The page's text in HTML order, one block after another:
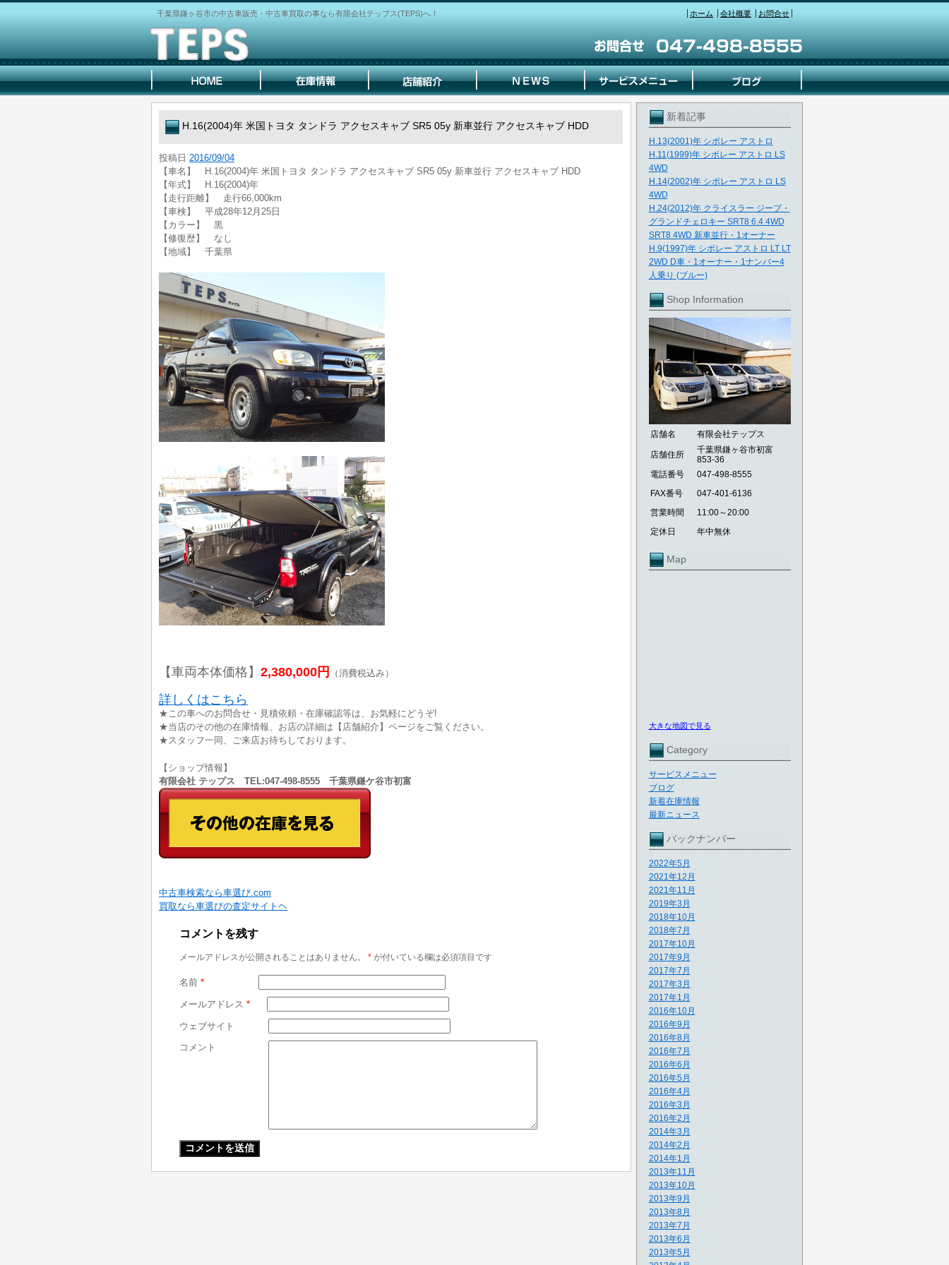
千葉県鎌ヶ谷市の中古車販売・中古車買取の事なら有限会社テップス(TEPS)へ！ ホーム 会社概要 お問合せ
新着記事
H.13(2001)年 シボレー アストロ
H.11(1999)年 シボレー アストロ LS
4WD
H.14(2002)年 シボレー アストロ LS
4WD
H.24(2012)年 クライスラー ジープ・
グランドチェロキー SRT8 6.4 4WD
SRT8 4WD 新車並行・1オーナー
H.9(1997)年 シボレー アストロ LT LT
2WD D車・1オーナー・1ナンバー4
人乗り (ブルー)
Shop Information
店舗名 有限会社テップス
店舗住所
千葉県鎌ヶ谷市初富
853-36
電話番号
047-498-8555
FAX番号
047-401-6136
営業時間
11:00～20:00
定休日
年中無休
Map
大きな地図で見る
Category
サービスメニュー
ブログ
新着在庫情報
最新ニュース
バックナンバー
2022年5月
2021年12月
2021年11月
2019年3月
2018年10月
2018年7月
2017年10月
2017年9月
2017年7月
2017年3月
2017年1月
2016年10月
2016年9月
2016年8月
2016年7月
2016年6月
2016年5月
2016年4月
2016年3月
2016年2月
2014年3月
2014年2月
2014年1月
2013年11月
2013年10月
2013年9月
2013年8月
2013年7月
2013年6月
2013年5月
H.16(2004)年 米国トヨタ タンドラ アクセスキャブ SR5 05y 新車並行 アクセスキャブ HDD
投稿日 2016/09/04
【車名】 H.16(2004)年 米国トヨタ タンドラ アクセスキャブ SR5 05y 新車並行 アクセスキャブ HDD
【年式】 H.16(2004)年
【走行距離】 走行66,000km
【車検】 平成28年12月25日
【カラー】 黒
【修復歴】 なし
【地域】 千葉県
【車両本体価格】 2,380,000円 （消費税込み）
詳しくはこちら
★この車へのお問合せ・見積依頼・在庫確認等は、お気軽にどうぞ!
★当店のその他の在庫情報、お店の詳細は【店舗紹介】ページをご覧ください。
★スタッフ一同、ご来店お待ちしております。
【ショップ情報】
有限会社 テップス TEL:047-498-8555 千葉県鎌ケ谷市初富
中古車検索なら車選び.com
買取なら車選びの査定サイトヘ
コメントを残す
メールアドレスが公開されることはありません。 * が付いている欄は必須項目です
名前 *
メールアドレス *
ウェブサイト
コメント